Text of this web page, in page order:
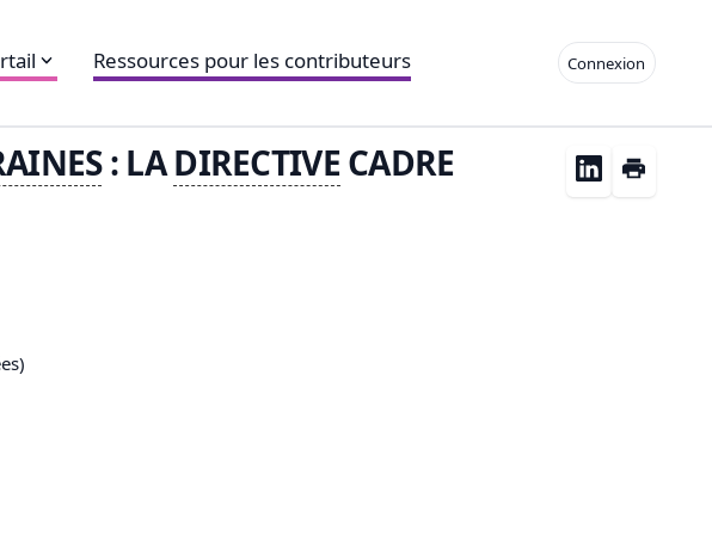
Connexion
Ressources pour les contributeurs
: LADIRECTIVE CADRE